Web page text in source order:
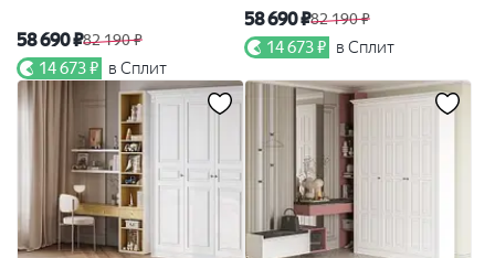
58 690 ₽82 190 ₽
14 673 ₽ в Сплит
58 690 ₽82 190 ₽
14 673 ₽ в Сплит